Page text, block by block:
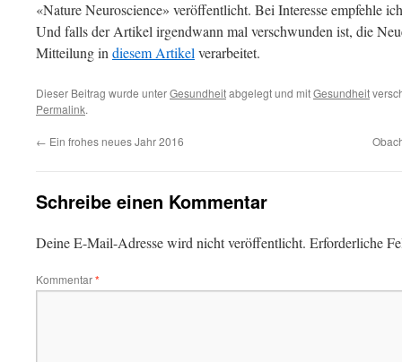
«Nature Neuroscience» veröffentlicht. Bei Interesse empfehle
Und falls der Artikel irgendwann mal verschwunden ist, die
Mitteilung in diesem Artikel verarbeitet.
Dieser Beitrag wurde unterGesundheitabgelegt und mitGesundheit
Permalink.
← Ein frohes neues Jahr 2016
Schreibe einen Kommentar
Deine E-Mail-Adresse wird nicht veröffentlicht. Erforderliche
Kommentar*